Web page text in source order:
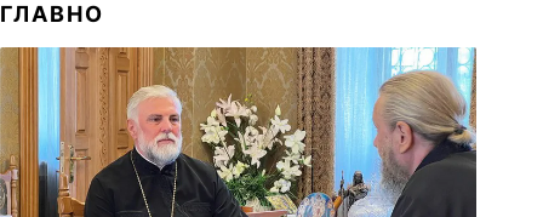
ГЛАВНО